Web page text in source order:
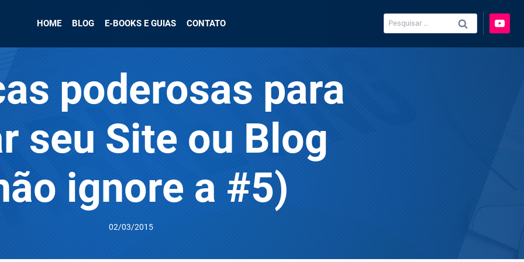
HOME BLOG E-BOOKS E GUIAS CONTATO
Pesquisar
por:
poderosas para
seu Site ou Blog
ignore a #5)
02/03/2015